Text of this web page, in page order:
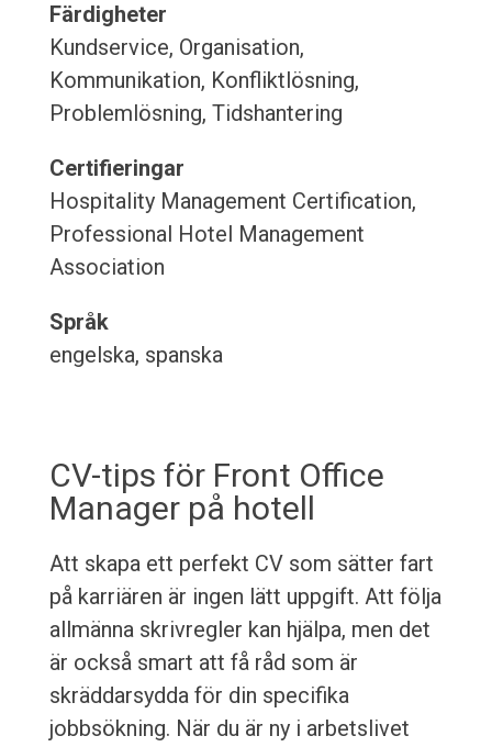
Färdigheter
Kundservice, Organisation,
Kommunikation, Konfliktlösning,
Problemlösning, Tidshantering
Certifieringar
Hospitality Management Certification,
Professional Hotel Management
Association
Språk
engelska, spanska
CV-tips för Front Office
Manager på hotell
Att skapa ett perfekt CV som sätter fart
på karriären är ingen lätt uppgift. Att följa
allmänna skrivregler kan hjälpa, men det
är också smart att få råd som är
skräddarsydda för din specifika
jobbsökning. När du är ny i arbetslivet